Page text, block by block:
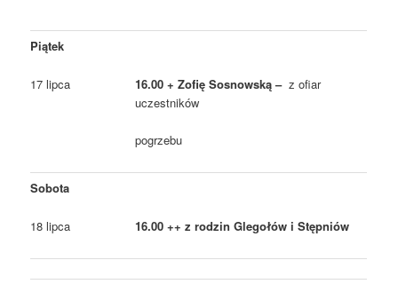
Piątek
17 lipca 16.00 + Zofię Sosnowską – z ofiar
uczestników
pogrzebu
Sobota
18 lipca 16.00 ++ z rodzin Glegołów i Stępniów